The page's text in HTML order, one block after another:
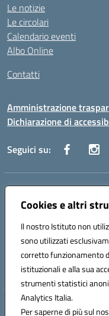
Cookies e altri
Il nostro Istituto non
sono utilizzati
corretto funzionamento
istituzionali e alla sua
strumenti statistici
Analytics Italia.
Per saperne di più sul
Le notizie
Le circolari
Calendario eventi
Albo Online
Contatti
Amministrazione
Dichiarazione di
Seguici su:
Indirizzo:
Centralino:0881636571
Codice fiscale: 80031370713
Codice meccanografico:
Codice Indice delle
Hosting &